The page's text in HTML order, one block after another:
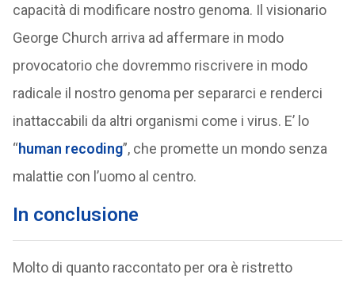
capacità di modificare nostro genoma. Il visionario
George Church arriva ad affermare in modo
provocatorio che dovremmo riscrivere in modo
radicale il nostro genoma per separarci e renderci
inattaccabili da altri organismi come i virus. E’ lo
“human recoding”, che promette un mondo senza
malattie con l’uomo al centro.
In conclusione
Molto di quanto raccontato per ora è ristretto